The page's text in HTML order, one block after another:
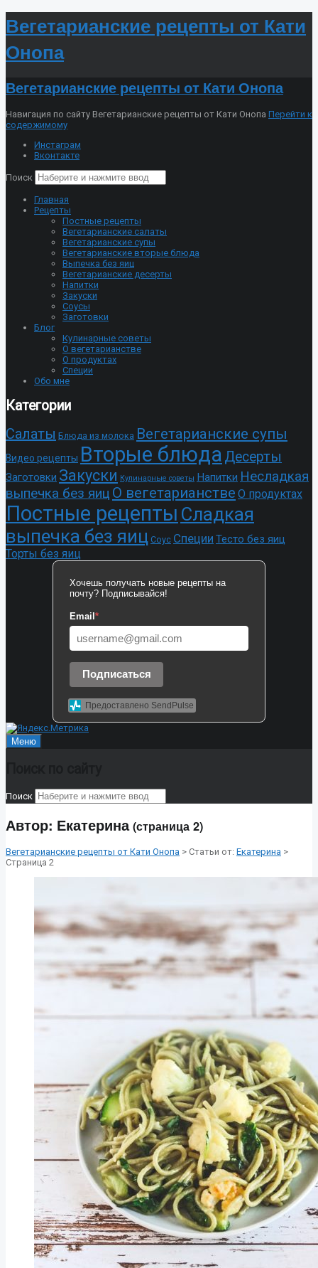
Вегетарианские рецепты от Кати
Онопа
Вегетарианские рецепты от Кати Онопа
Навигация по сайту Вегетарианские рецепты от Кати Онопа Перейти к
содержимому
Инстаграм
Вконтакте
Поиск
Главная
Рецепты
Постные рецепты
Вегетарианские салаты
Вегетарианские супы
Вегетарианские вторые блюда
Выпечка без яиц
Вегетарианские десерты
Напитки
Закуски
Соусы
Заготовки
Блог
Кулинарные советы
О вегетарианстве
О продуктах
Специи
Обо мне
Категории
Cалаты Блюда из молока Вегетарианские супы
Видео рецепты Вторые блюда Десерты
Заготовки Закуски Кулинарные советы Напитки Несладкая
выпечка без яиц О вегетарианстве О продуктах
Постные рецепты Сладкая
выпечка без яиц Соус Специи Тесто без яиц
Торты без яиц
Хочешь получать новые рецепты на
почту? Подписывайся!
Email *
Подписаться
Предоставлено SendPulse
Меню
Поиск
Автор: Екатерина (страница 2)
Вегетарианские рецепты от Кати Онопа > Статьи от: Екатерина >
Страница 2